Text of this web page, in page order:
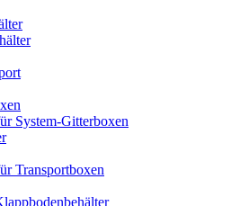
System-Gitterboxen
Transportboxen